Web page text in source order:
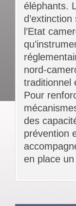
éléphants.
l’Etat
nord-
traditionnel
Pour
des
prévention
en place un